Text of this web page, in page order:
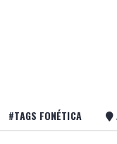
#TAGS FONÉTICA